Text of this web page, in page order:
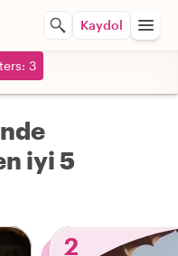
Kaydol
3
iyi 5
2